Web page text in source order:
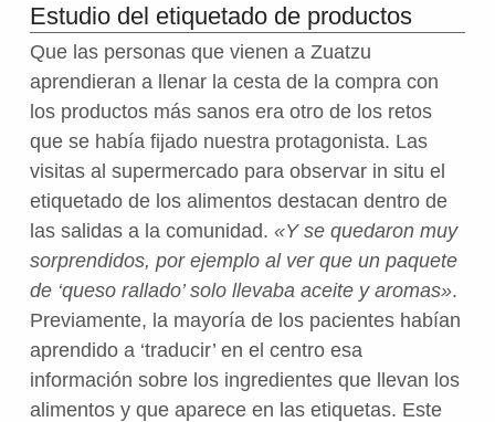
Estudio del etiquetado de productos
Que las personas que vienen a Zuatzu
aprendieran a llenar la cesta de la compra con
los productos más sanos era otro de los retos
que se había fijado nuestra protagonista. Las
visitas al supermercado para observar in situ el
etiquetado de los alimentos destacan dentro de
las salidas a la comunidad. «Y se quedaron muy
sorprendidos, por ejemplo al ver que un paquete
de ‘queso rallado’ solo llevaba aceite y aromas».
Previamente, la mayoría de los pacientes habían
aprendido a ‘traducir’ en el centro esa
información sobre los ingredientes que llevan los
alimentos y que aparece en las etiquetas. Este